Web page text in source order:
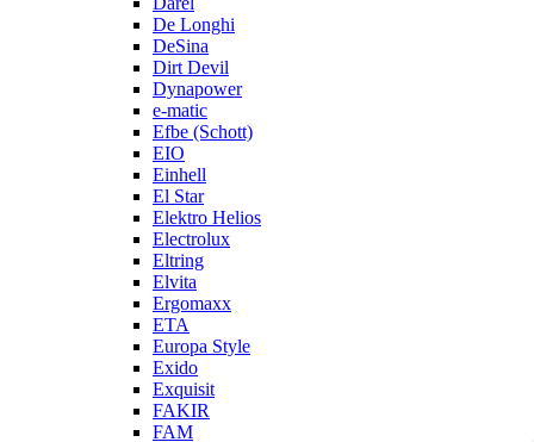
De Longhi
DeSina
Dirt Devil
Dynapower
e-matic
Efbe (Schott)
EIO
Einhell
El Star
Elektro Helios
Electrolux
Eltring
Elvita
Ergomaxx
ETA
Europa Style
Exido
Exquisit
FAKIR
FAM